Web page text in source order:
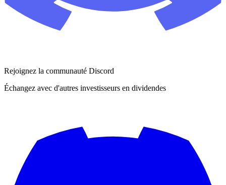
Rejoignez la communauté Discord
Échangez avec d'autres investisseurs en dividendes